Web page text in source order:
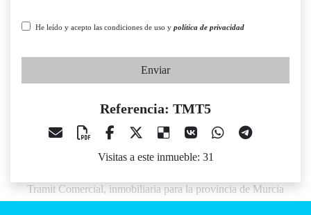
He leído y acepto las condiciones de uso y política de privacidad
Enviar
Referencia: TMT5
Visitas a este inmueble: 31
Tramit Comercial, inmobiliaria para la provincia de Murcia